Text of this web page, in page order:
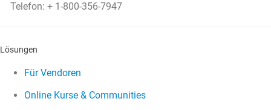
Telefon: + 1-800-356-7947
Lösungen
Für Vendoren
Online Kurse & Communities